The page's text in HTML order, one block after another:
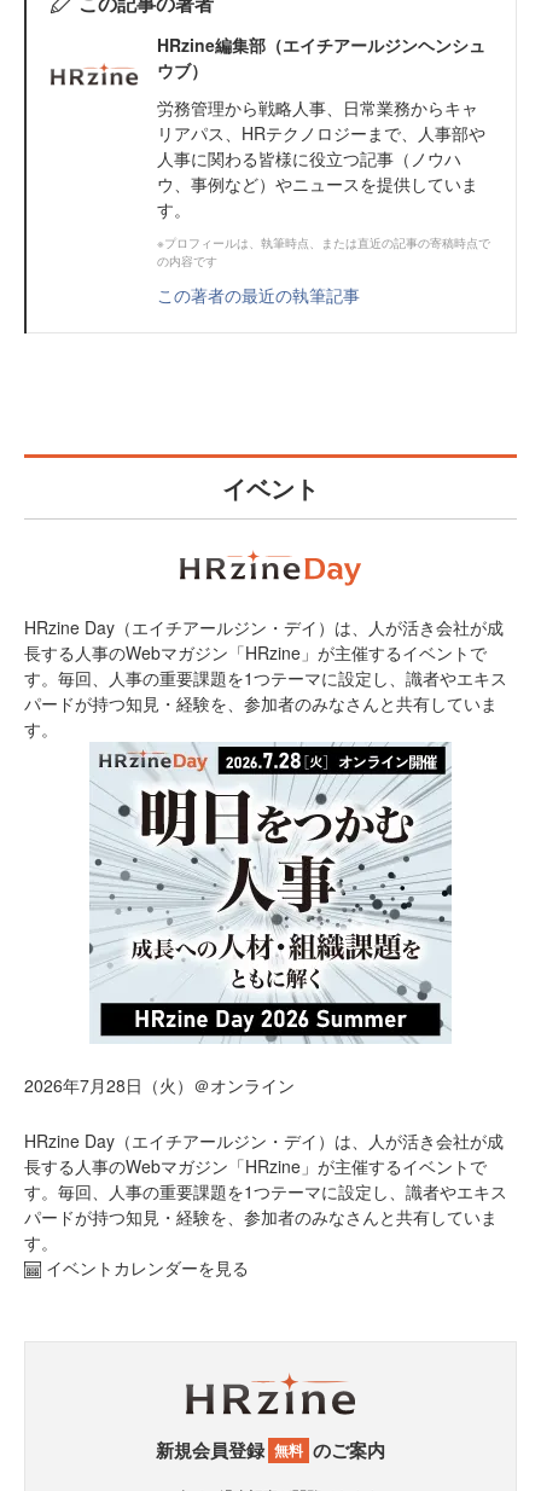
HRzine編集部（エイチアールジンヘンシュ
ウブ）
労務管理から戦略人事、日常業務からキャ
リアパス、HRテクノロジーまで、人事部や
人事に関わる皆様に役立つ記事（ノウハ
ウ、事例など）やニュースを提供していま
す。
※プロフィールは、執筆時点、または直近の記事の寄稿時点で
の内容です
この著者の最近の執筆記事
イベント
HRzine Day（エイチアールジン・デイ）は、人が活き会社が成
長する人事のWebマガジン「HRzine」が主催するイベントで
す。毎回、人事の重要課題を1つテーマに設定し、識者やエキス
パードが持つ知見・経験を、参加者のみなさんと共有していま
す。
2026年7月28日（火）＠オンライン
HRzine Day（エイチアールジン・デイ）は、人が活き会社が成
長する人事のWebマガジン「HRzine」が主催するイベントで
す。毎回、人事の重要課題を1つテーマに設定し、識者やエキス
パードが持つ知見・経験を、参加者のみなさんと共有していま
す。
イベントカレンダーを見る
新規会員登録 無料 のご案内